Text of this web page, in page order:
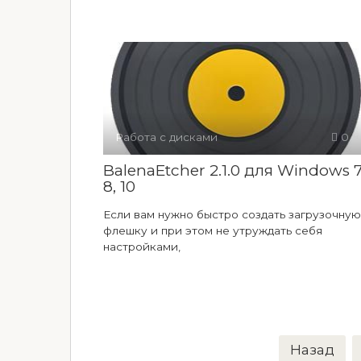
Работа с дисками 0
BalenaEtcher 2.1.0 для Windows
8, 10
Если вам нужно быстро создать загрузочную
флешку и при этом не утруждать себя
настройками,
Назад